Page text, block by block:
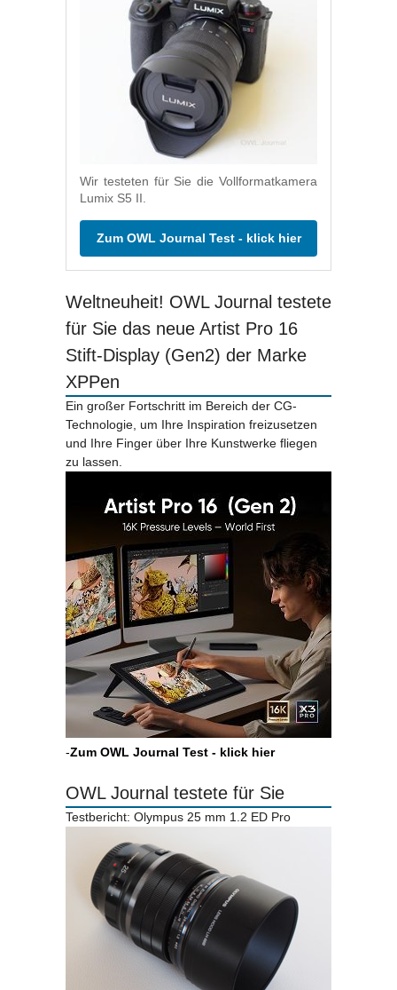
Wir testeten für Sie die Vollformatkamera
Lumix S5 II.
Zum OWL Journal Test - klick hier
Weltneuheit! OWL Journal testete
für Sie das neue Artist Pro 16
Stift-Display (Gen2) der Marke
XPPen
Ein großer Fortschritt im Bereich der CG-
Technologie, um Ihre Inspiration freizusetzen
und Ihre Finger über Ihre Kunstwerke fliegen
zu lassen.
-Zum OWL Journal Test - klick hier
OWL Journal testete für Sie
Testbericht: Olympus 25 mm 1.2 ED Pro